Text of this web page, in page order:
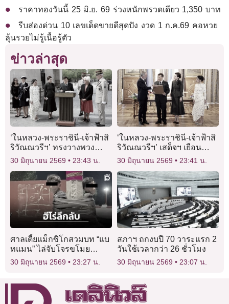
ราคาทองวันนี้ 25 มิ.ย. 69 ร่วงหนักพรวดเดียว 1,350 บาท
รีบส่องด่วน 10 เลขเด็ดขายดีสุดปัง งวด 1 ก.ค.69 คอหวย
ลุ้นรวยไม่รู้เนื้อรู้ตัว
ข่าวล่าสุด
‘ในหลวง-พระราชินี-เจ้าฟ้าสิ
ริวัณณวรีฯ’ ทรงวางพวง
มาลา รำลึกถึงทหารนิรนาม
ณ อนุสาวรีย์ประตูชัย
30 มิถุนายน 2569 23:43 น.
‘ในหลวง-พระราชินี-เจ้าฟ้าสิ
ริวัณณวรีฯ’ เสด็จฯ เยือน
ศาลาว่าการกรุงปารีส ทอด
พระเนตรบรรยาย ‘ปารีสแห่ง
ความยั่งยืน’
30 มิถุนายน 2569 23:41 น.
ศาลเตี้ยแม็กซิโกสวมบท “แบ
ทแมน” ไล่จับโจรขโมย
มอเตอร์ไซค์ จับมัดประจาน
ติดเสาไฟ
30 มิถุนายน 2569 23:27 น.
สภาฯ ถกงบปี 70 วาระแรก 2
วันใช้เวลากว่า 26 ชั่วโมง
30 มิถุนายน 2569 23:07 น.